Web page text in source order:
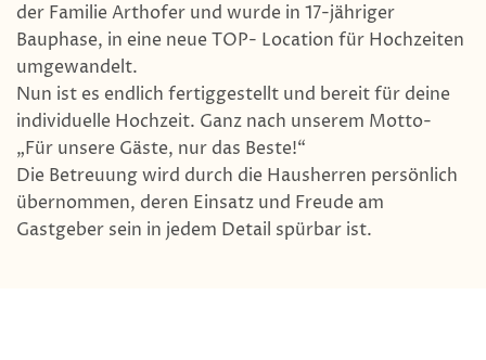
der Familie Arthofer und wurde in 17-jähriger
Bauphase, in eine neue TOP- Location für Hochzeiten
umgewandelt.
Nun ist es endlich fertiggestellt und bereit für deine
individuelle Hochzeit. Ganz nach unserem Motto-
„Für unsere Gäste, nur das Beste!“
Die Betreuung wird durch die Hausherren persönlich
übernommen, deren Einsatz und Freude am
Gastgeber sein in jedem Detail spürbar ist.